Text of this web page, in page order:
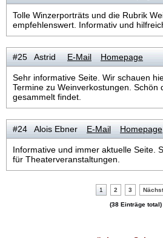
Tolle Winzerporträts und die Rubrik
empfehlenswert. Informativ und
#25 Astrid E-Mail Homepage
Sehr informative Seite. Wir schauen
Termine zu Weinverkostungen. Schön
gesammelt findet.
#24 Alois Ebner E-Mail Homepage
Informative und immer aktuelle Seite.
für Theaterveranstaltungen.
1 2 3
(38 Einträge total)